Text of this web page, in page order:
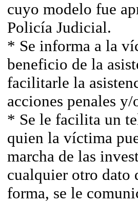
cuyo modelo fue
Policía Judicial.
* Se informa a la
beneficio de la
facilitarle la
acciones penales
* Se le facilita un
quien la víctima
marcha de las
cualquier otro dato
forma, se le